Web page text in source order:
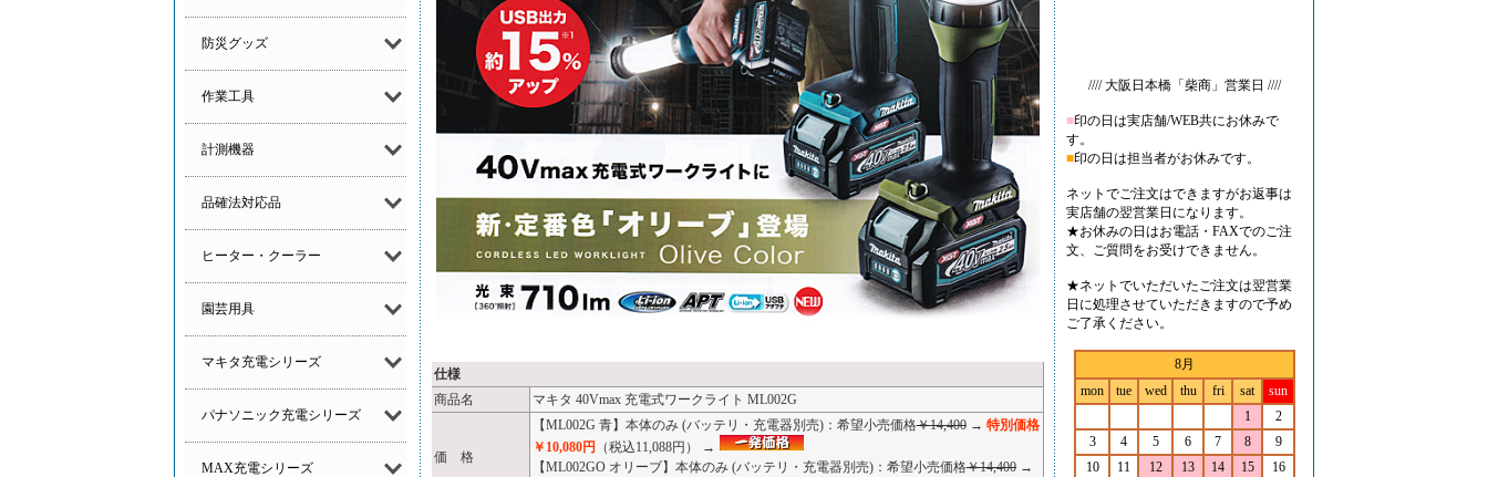
防災グッズ
作業工具
計測機器
品確法対応品
ヒーター・クーラー
園芸用具
マキタ充電シリーズ
パナソニック充電シリーズ
MAX充電シリーズ
仕様
商品名
マキタ 40Vmax 充電式ワークライト ML002G
価 格
【ML002G 青】本体のみ (バッテリ・充電器別売)：希望小売価格￥14,400 → 特別価格
￥10,080円
（税込11,088円） →
【ML002GO オリーブ】本体のみ (バッテリ・充電器別売)：希望小売価格￥14,400 →
//// 大阪日本橋「柴商」営業日 ////
■印の日は実店舗/WEB共にお休みで
す。
■印の日は担当者がお休みです。
ネットでご注文はできますがお返事は
実店舗の翌営業日になります。
★お休みの日はお電話・FAXでのご注
文、ご質問をお受けできません。
★ネットでいただいたご注文は翌営業
日に処理させていただきますので予め
ご了承ください。
8月
mon
tue wed thu fri sat
sun
1
2
3
4 5 6 7 8
9
10
11 12 13 14 15
16